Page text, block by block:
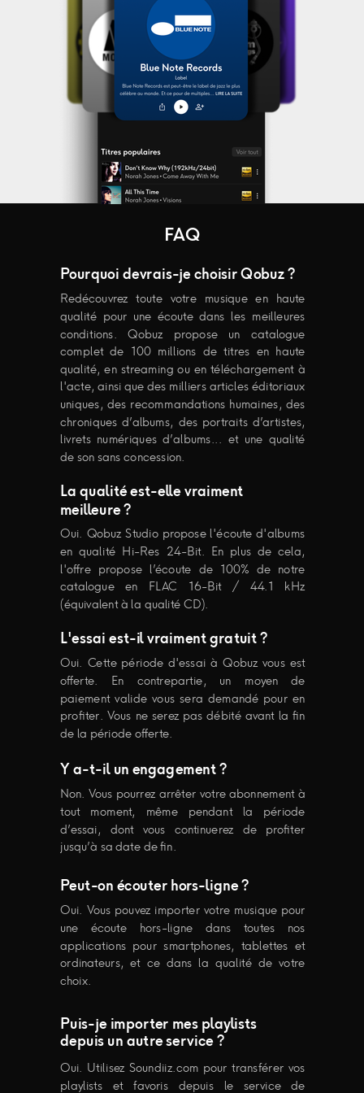
FAQ
Pourquoi devrais-je choisir Qobuz ?
Redécouvrez toute votre musique en haute
qualité pour une écoute dans les meilleures
conditions. Qobuz propose un catalogue
complet de 100 millions de titres en haute
qualité, en streaming ou en téléchargement à
l'acte, ainsi que des milliers articles éditoriaux
uniques, des recommandations humaines, des
chroniques d’albums, des portraits d’artistes,
livrets numériques d’albums... et une qualité
de son sans concession.
La qualité est-elle vraiment
meilleure ?
Oui. Qobuz Studio propose l'écoute d'albums
en qualité Hi-Res 24-Bit. En plus de cela,
l'offre propose l’écoute de 100% de notre
catalogue en FLAC 16-Bit / 44.1 kHz
(équivalent à la qualité CD).
L'essai est-il vraiment gratuit ?
Oui. Cette période d'essai à Qobuz vous est
offerte. En contrepartie, un moyen de
paiement valide vous sera demandé pour en
profiter. Vous ne serez pas débité avant la fin
de la période offerte.
Y a-t-il un engagement ?
Non. Vous pourrez arrêter votre abonnement à
tout moment, même pendant la période
d’essai, dont vous continuerez de profiter
jusqu’à sa date de fin.
Peut-on écouter hors-ligne ?
Oui. Vous pouvez importer votre musique pour
une écoute hors-ligne dans toutes nos
applications pour smartphones, tablettes et
ordinateurs, et ce dans la qualité de votre
choix.
Puis-je importer mes playlists
depuis un autre service ?
Oui. Utilisez Soundiiz.com pour transférer vos
playlists et favoris depuis le service de